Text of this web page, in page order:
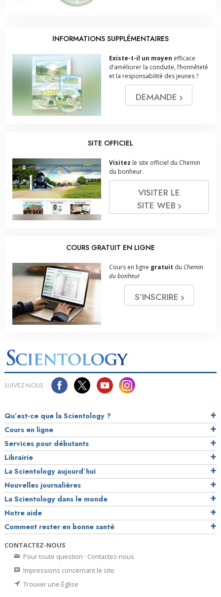
INFORMATIONS SUPPLÉMENTAIRES
Existe-t-il un moyen efficace
d’améliorer la conduite, l’honnêteté
et la responsabilité des jeunes ?
DEMANDE
SITE OFFICIEL
Visitez le site officiel du Chemin
du bonheur.
VISITER LE
SITE WEB
COURS GRATUIT EN LIGNE
Cours en ligne gratuit du Chemin
du bonheur
S’INSCRIRE
SUIVEZ-NOUS
Qu’est-ce que la Scientology ?
Cours en ligne
Services pour débutants
Librairie
La Scientology aujourd’hui
Nouvelles journalières
La Scientology dans le monde
Notre aide
Comment rester en bonne santé
CONTACTEZ-NOUS
Pour toute question : Contactez-nous
Impressions concernant le site
Trouver une Église